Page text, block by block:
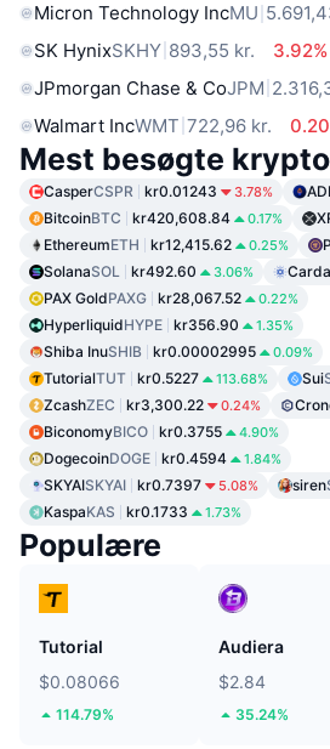
Micron Technology IncMU
SK HynixSKHY 893,55 kr.
3.92%
JPmorgan Chase & CoJPM
Walmart IncWMT 722,96 kr.
Mest besøgte
CasperCSPR kr0.01243 3.78% ADI
BitcoinBTC kr420,608.84 0.17%
EthereumETH kr12,415.62 0.25%
SolanaSOL kr492.60 3.06%
PAX GoldPAXG kr28,067.52 0.22%
HyperliquidHYPE kr356.90 1.35%
Shiba InuSHIB kr0.00002995 0.09%
TutorialTUT kr0.5227 113.68% Sui
ZcashZEC kr3,300.22 0.24%
BiconomyBICO kr0.3755 4.90%
DogecoinDOGE kr0.4594 1.84%
SKYAISKYAI kr0.7397 5.08% siren
KaspaKAS kr0.1733 1.73%
Populære
Tutorial
$0.08066
114.79%
Audiera
$2.84
35.24%